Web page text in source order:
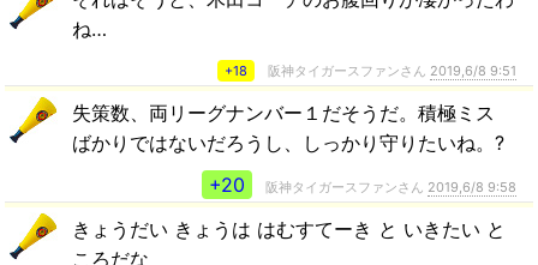
ね…
+18 阪神タイガースファンさん 2019,6/8 9:51
失策数、両リーグナンバー１だそうだ。積極ミス
ばかりではないだろうし、しっかり守りたいね。?
+20
阪神タイガースファンさん 2019,6/8 9:58
きょうだい きょうは はむすてーき と いきたい と
ころだな